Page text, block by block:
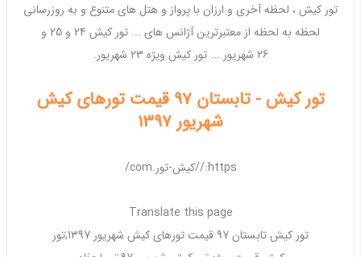
تور کیش ، لحظه آخری و ارزان با پرواز و هتل های متنوع و به روزرسانی
لحظه به لحظه از معتبرترین آژانس های ... تور کیش
24 و 25 و
26 شهریور ...تور کیش ویژه شهریور.
تور کیش - تابستان 97 قیمت تورهای کیش
شهریور 1397
https://کیش-تور.com/
Translate this page
تور کیشتابستان 97 قیمت تورهای کیش شهریور
تور